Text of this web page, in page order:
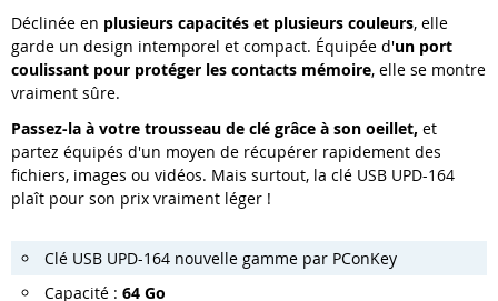
Déclinée en plusieurs capacités et plusieurs couleurs, elle
garde un design intemporel et compact. Équipée d'un port
coulissant pour protéger les contacts mémoire, elle se montre
vraiment sûre.
Passez-la à votre trousseau de clé grâce à son oeillet, et
partez équipés d'un moyen de récupérer rapidement des
fichiers, images ou vidéos. Mais surtout, la clé USB UPD-164
plaît pour son prix vraiment léger !
Clé USB UPD-164 nouvelle gamme par PConKey
Capacité : 64 Go